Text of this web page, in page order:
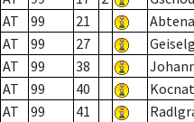
AT
99 21
AT
99 27
AT
99 38
AT
99 40
AT
99 41